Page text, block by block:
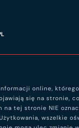
online,
się na stronie,
na tej stronie NIE
wszelkie